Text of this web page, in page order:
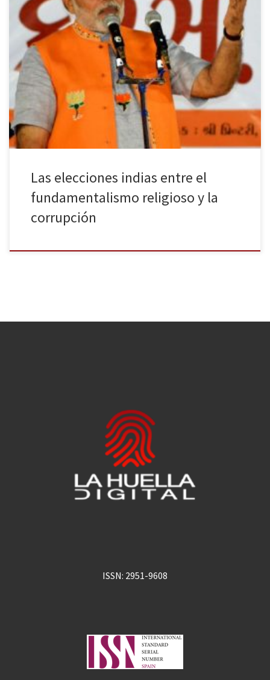
La mayor democracia del mundo inició sus elecciones generales la
semana pasada. Un total d 930.000 colegios electorales y 1,4
millones de urnas electrónicas estarán disponibles durante cinco
semanas para que los electores, cien millones más que en los
últimos comicios, ejerzan su derecho. 23 millones de ellos tienen
entre […]
Las elecciones indias entre el
fundamentalismo religioso y la
corrupción
ISSN: 2951-9608